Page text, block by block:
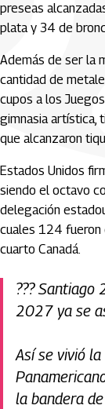
preseas
plata y 34 de
Además de ser la
cantidad de
cupos a los
gimnasia artística,
que alcanzaron
Estados Unidos
siendo el octavo
delegación
cuales 124 fueron
cuarto Canadá.
???
2027 ya se
Así se vivió
la bandera